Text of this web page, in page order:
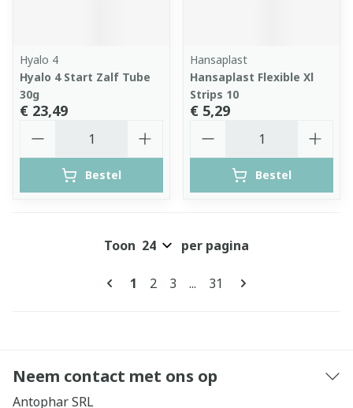
Hyalo 4
Hyalo 4 Start Zalf Tube
30g
€ 23,49
Bestel
Hansaplast
Hansaplast Flexible Xl
Strips 10
€ 5,29
Bestel
Pagina's
U lees momenteel pagina
1 Pagina
2 Pagina
3 ... Pagina
31
Toon per pagina
Neem contact met ons op
Antophar SRL